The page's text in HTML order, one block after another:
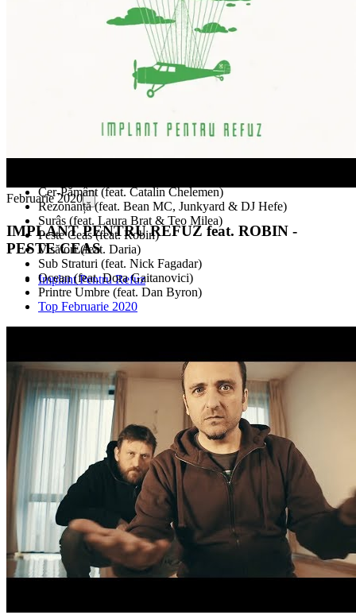
Cer-Pământ (feat. Catalin Chelemen)
Rezonanță (feat. Bean MC, Junkyard & DJ Hefe)
Surâs (feat. Laura Brat & Teo Milea)
Peste Ceas (feat. Robin)
Visători (feat. Daria)
Sub Straturi (feat. Nick Fagadar)
Ocean (feat. Dora Gaitanovici)
Printre Umbre (feat. Dan Byron)
Februarie 2020
IMPLANT PENTRU REFUZ feat. ROBIN -
PESTE CEAS
Implant Pentru Refuz
Top Februarie 2020